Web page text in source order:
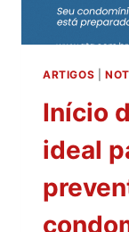
ARTIGOS
Início
ideal